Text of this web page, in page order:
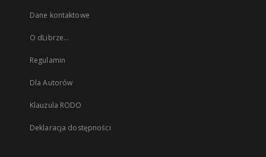
Dane kontaktowe
O dLibrze...
Regulamin
Dla Autorów
Klauzula RODO
Deklaracja dostępności